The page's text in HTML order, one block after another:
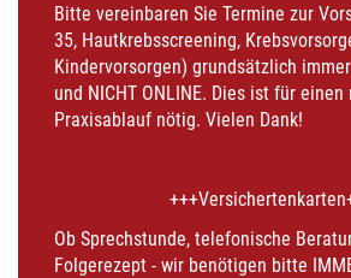
Bitte vereinbaren Sie Termine zur
35, Hautkrebsscreening,
Kindervorsorgen) grundsätzlich immer
und NICHT ONLINE. Dies ist für
Praxisablauf nötig. Vielen Dank!
Ob Sprechstunde, telefonische
Folgerezept - wir benötigen bitte